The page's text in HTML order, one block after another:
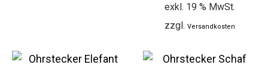
exkl. 19 % MwSt.
zzgl. Versandkosten